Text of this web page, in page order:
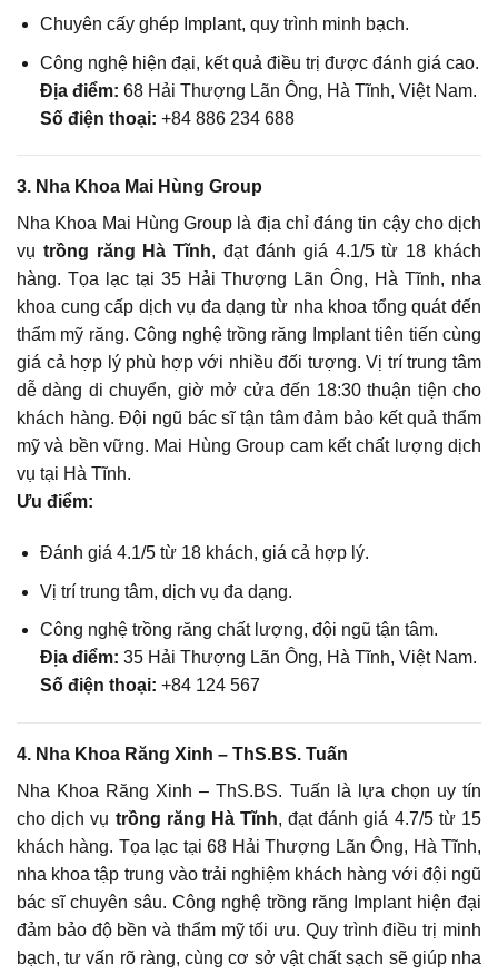
Chuyên cấy ghép Implant, quy trình minh bạch.
Công nghệ hiện đại, kết quả điều trị được đánh giá cao.
Địa điểm: 68 Hải Thượng Lãn Ông, Hà Tĩnh, Việt Nam.
Số điện thoại: +84 886 234 688
3. Nha Khoa Mai Hùng Group
Nha Khoa Mai Hùng Group là địa chỉ đáng tin cậy cho dịch
vụ trồng răng Hà Tĩnh, đạt đánh giá 4.1/5 từ 18 khách
hàng. Tọa lạc tại 35 Hải Thượng Lãn Ông, Hà Tĩnh, nha
khoa cung cấp dịch vụ đa dạng từ nha khoa tổng quát đến
thẩm mỹ răng. Công nghệ trồng răng Implant tiên tiến cùng
giá cả hợp lý phù hợp với nhiều đối tượng. Vị trí trung tâm
dễ dàng di chuyển, giờ mở cửa đến 18:30 thuận tiện cho
khách hàng. Đội ngũ bác sĩ tận tâm đảm bảo kết quả thẩm
mỹ và bền vững. Mai Hùng Group cam kết chất lượng dịch
vụ tại Hà Tĩnh.
Ưu điểm:
Đánh giá 4.1/5 từ 18 khách, giá cả hợp lý.
Vị trí trung tâm, dịch vụ đa dạng.
Công nghệ trồng răng chất lượng, đội ngũ tận tâm.
Địa điểm: 35 Hải Thượng Lãn Ông, Hà Tĩnh, Việt Nam.
Số điện thoại: +84 124 567
4. Nha Khoa Răng Xinh – ThS.BS. Tuấn
Nha Khoa Răng Xinh – ThS.BS. Tuấn là lựa chọn uy tín
cho dịch vụ trồng răng Hà Tĩnh, đạt đánh giá 4.7/5 từ 15
khách hàng. Tọa lạc tại 68 Hải Thượng Lãn Ông, Hà Tĩnh,
nha khoa tập trung vào trải nghiệm khách hàng với đội ngũ
bác sĩ chuyên sâu. Công nghệ trồng răng Implant hiện đại
đảm bảo độ bền và thẩm mỹ tối ưu. Quy trình điều trị minh
bạch, tư vấn rõ ràng, cùng cơ sở vật chất sạch sẽ giúp nha